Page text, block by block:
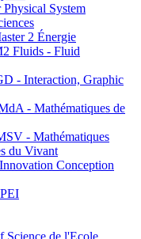
System
2 Énergie
Fluids - Fluid
- Interaction, Graphic
- Mathématiques de
- Mathématiques
du Vivant
Conception
Science de l'Ecole